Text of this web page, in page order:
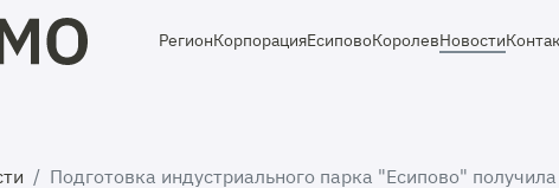
РегионКорпорацияЕсиповоКоролевНовости
Подготовка индустриального парка "Есипово"